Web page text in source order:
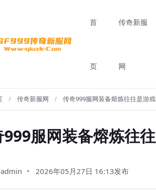
首
页
传奇新服
网
传奇新服网 传奇999服网装备熔炼往往是游
服网装备熔炼往
admin 2026年05月27日 16:13发布